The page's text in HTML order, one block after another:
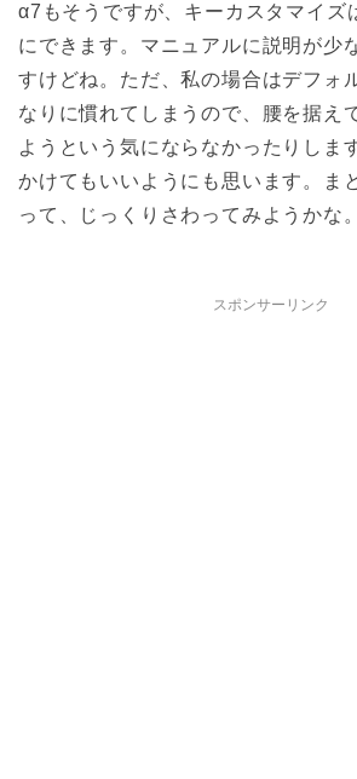
α7もそうですが、キーカスタマイズ
にできます。マニュアルに説明が少
すけどね。ただ、私の場合はデフォ
なりに慣れてしまうので、腰を据え
ようという気にならなかったりしま
かけてもいいようにも思います。ま
って、じっくりさわってみようかな。
スポンサーリンク